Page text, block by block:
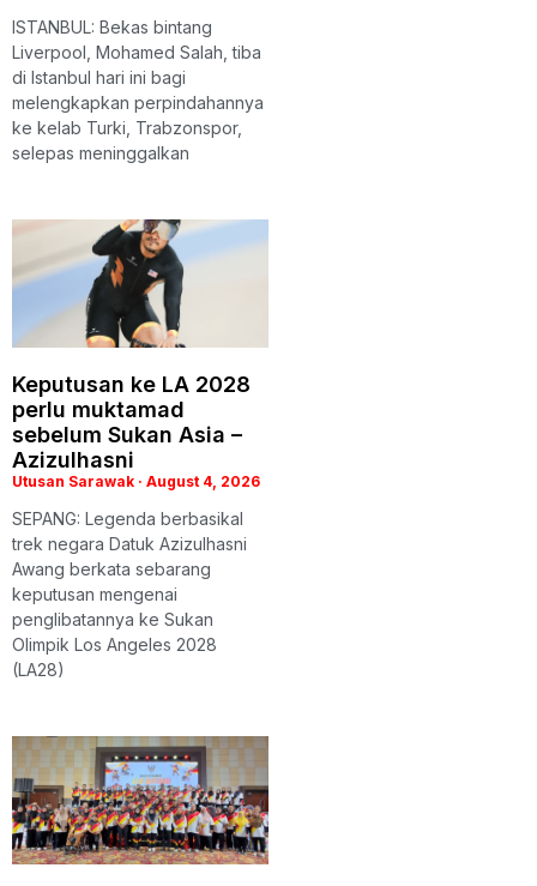
ISTANBUL: Bekas bintang
Liverpool, Mohamed Salah, tiba
di Istanbul hari ini bagi
melengkapkan perpindahannya
ke kelab Turki, Trabzonspor,
selepas meninggalkan
Keputusan ke LA 2028
perlu muktamad
sebelum Sukan Asia –
Azizulhasni
Utusan Sarawak August 4, 2026
SEPANG: Legenda berbasikal
trek negara Datuk Azizulhasni
Awang berkata sebarang
keputusan mengenai
penglibatannya ke Sukan
Olimpik Los Angeles 2028
(LA28)